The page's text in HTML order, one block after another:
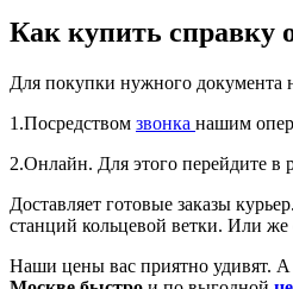
Как купить справку
Для покупки нужного документа
1.Посредством звонка нашим
2.Онлайн. Для этого перейдите в
Доставляет готовые заказы
станций кольцевой ветки. Или же
Наши цены вас приятно удивят.